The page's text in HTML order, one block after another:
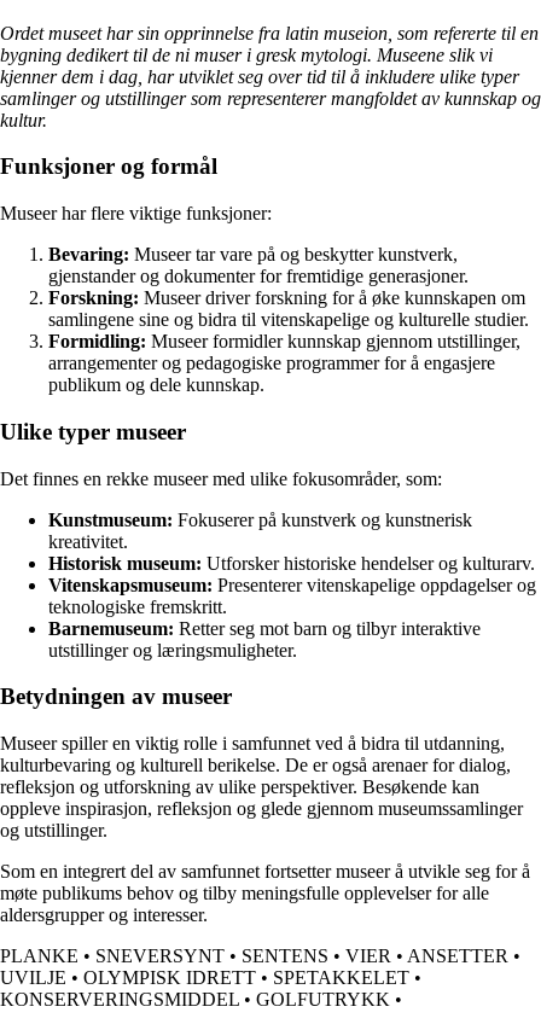
Ordet museet har sin opprinnelse fra latin museion, som refererte til en
bygning dedikert til de ni muser i gresk mytologi. Museene slik vi
kjenner dem i dag, har utviklet seg over tid til å inkludere ulike typer
samlinger og utstillinger som representerer mangfoldet av kunnskap og
kultur.
Funksjoner og formål
Museer har flere viktige funksjoner:
Bevaring: Museer tar vare på og beskytter kunstverk,
gjenstander og dokumenter for fremtidige generasjoner.
Forskning: Museer driver forskning for å øke kunnskapen om
samlingene sine og bidra til vitenskapelige og kulturelle studier.
Formidling: Museer formidler kunnskap gjennom utstillinger,
arrangementer og pedagogiske programmer for å engasjere
publikum og dele kunnskap.
Ulike typer museer
Det finnes en rekke museer med ulike fokusområder, som:
Kunstmuseum: Fokuserer på kunstverk og kunstnerisk
kreativitet.
Historisk museum: Utforsker historiske hendelser og kulturarv.
Vitenskapsmuseum: Presenterer vitenskapelige oppdagelser og
teknologiske fremskritt.
Barnemuseum: Retter seg mot barn og tilbyr interaktive
utstillinger og læringsmuligheter.
Betydningen av museer
Museer spiller en viktig rolle i samfunnet ved å bidra til utdanning,
kulturbevaring og kulturell berikelse. De er også arenaer for dialog,
refleksjon og utforskning av ulike perspektiver. Besøkende kan
oppleve inspirasjon, refleksjon og glede gjennom museumssamlinger
og utstillinger.
Som en integrert del av samfunnet fortsetter museer å utvikle seg for å
møte publikums behov og tilby meningsfulle opplevelser for alle
aldersgrupper og interesser.
PLANKE • SNEVERSYNT • SENTENS • VIER • ANSETTER •
UVILJE • OLYMPISK IDRETT • SPETAKKELET •
KONSERVERINGSMIDDEL • GOLFUTRYKK •